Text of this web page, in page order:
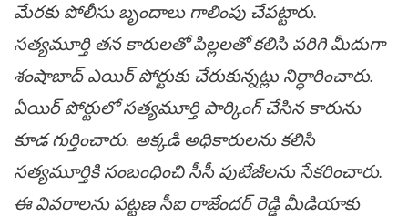
మేరకు పోలీసు బృందాలు గాలింపు చేపట్టారు.
సత్యమూర్తి తన కారులతో పిల్లలతో కలిసి పరిగి మీదుగా
శంషాబాద్ ఎయిర్ పోర్టుకు చేరుకున్నట్లు నిర్ధారించారు.
ఏయిర్ పోర్టులో సత్యమూర్తి పార్కింగ్ చేసిన కారును
కూడ గుర్తించారు. అక్కడి అధికారులను కలిసి
సత్యమూర్తికి సంబంధించి సీసీ పుటేజీలను సేకరించారు.
ఈ వివరాలను పట్టణ సీఐ రాజేందర్ రెడ్డి మీడియాకు